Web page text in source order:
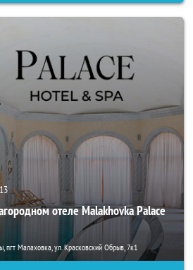
13
отеле Malakhovka Palace
пгт Малаховка, ул. Красковский Обрыв, 7к1